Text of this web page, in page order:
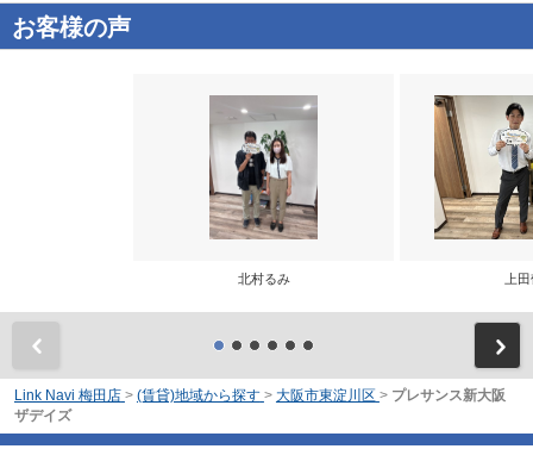
お客様の声
北村るみ 上
Link Navi 梅田店 > (賃貸)地域から探す > 大阪市東淀川区 > プレサンス新大阪
ザデイズ